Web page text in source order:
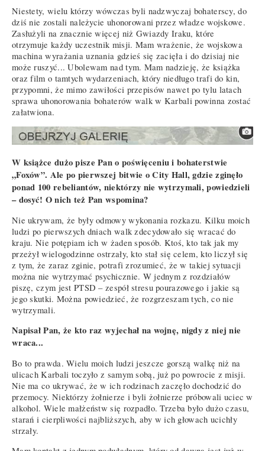
Niestety, wielu którzy wówczas byli nadzwyczaj bohaterscy, do
dziś nie zostali należycie uhonorowani przez władze wojskowe.
Zasłużyli na znacznie więcej niż Gwiazdy Iraku, które
otrzymuje każdy uczestnik misji. Mam wrażenie, że wojskowa
machina wyrażania uznania gdzieś się zacięła i do dzisiaj nie
może ruszyć... Ubolewam nad tym. Mam nadzieję, że książka
oraz film o tamtych wydarzeniach, który niedługo trafi do kin,
przypomni, że mimo zawiłości przepisów nawet po tylu latach
sprawa uhonorowania bohaterów walk w Karbali powinna zostać
załatwiona.
W książce dużo pisze Pan o poświęceniu i bohaterstwie
„Foxów”. Ale po pierwszej bitwie o City Hall, gdzie zginęło
ponad 100 rebeliantów, niektórzy nie wytrzymali, powiedzieli
– dosyć! O nich też Pan wspomina?
Nie ukrywam, że były odmowy wykonania rozkazu. Kilku moich
ludzi po pierwszych dniach walk zdecydowało się wracać do
kraju. Nie potępiam ich w żaden sposób. Ktoś, kto tak jak my
przeżył wielogodzinne ostrzały, kto stał się celem, kto liczył się
z tym, że zaraz zginie, potrafi zrozumieć, że w takiej sytuacji
można nie wytrzymać psychicznie. W jednym z rozdziałów
piszę, czym jest PTSD – zespół stresu pourazowego i jakie są
jego skutki. Można powiedzieć, że rozgrzeszam tych, co nie
wytrzymali.
Napisał Pan, że kto raz wyjechał na wojnę, nigdy z niej nie
wraca...
Bo to prawda. Wielu moich ludzi jeszcze gorszą walkę niż na
ulicach Karbali toczyło z samym sobą, już po powrocie z misji.
Nie ma co ukrywać, że w ich rodzinach zaczęło dochodzić do
przemocy. Niektórzy żołnierze i byli żołnierze próbowali uciec w
alkohol. Wiele małżeństw się rozpadło. Trzeba było dużo czasu,
starań i cierpliwości najbliższych, aby w ich głowach ucichły
strzały.